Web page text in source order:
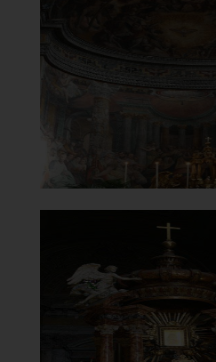
Chiesa di
in
Altare di